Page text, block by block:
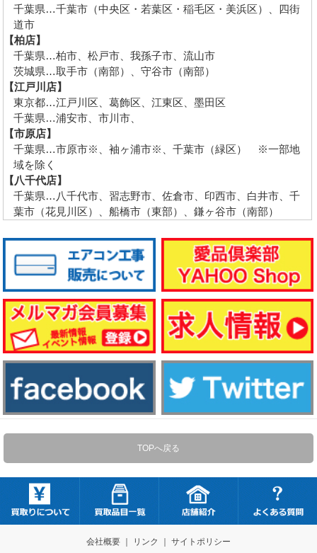
千葉県…千葉市（中央区・若葉区・稲毛区・美浜区）、四街
道市
【柏店】
千葉県…柏市、松戸市、我孫子市、流山市
茨城県…取手市（南部）、守谷市（南部）
【江戸川店】
東京都…江戸川区、葛飾区、江東区、墨田区
千葉県…浦安市、市川市、
【市原店】
千葉県…市原市※、袖ヶ浦市※、千葉市（緑区） ※一部地
域を除く
【八千代店】
千葉県…八千代市、習志野市、佐倉市、印西市、白井市、千
葉市（花見川区）、船橋市（東部）、鎌ヶ谷市（南部）
TOPへ戻る
会社概要｜ リンク ｜ サイトポリシー